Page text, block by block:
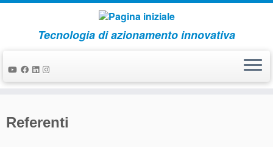
contenuto
Tecnologia di azionamento innovativa
Referenti